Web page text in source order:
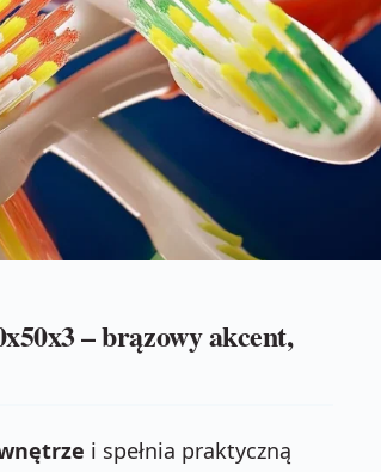
– brązowy akcent,
i spełnia praktyczną